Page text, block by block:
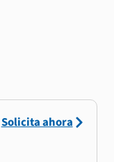
Solicita ahora